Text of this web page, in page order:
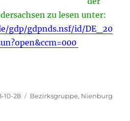
zu lesen unter:
gdp/gdpnds.nsf/id/DE_20
10-28 Kategorien
Bezirksgruppe, Nienburg